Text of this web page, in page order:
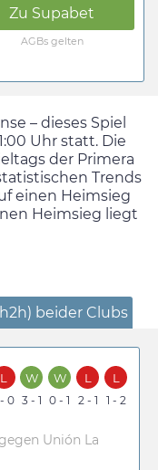
Zu Supabet
AGBs gelten
– dieses Spiel
Uhr statt. Die
der Primera
Trends
einen Heimsieg
Heimsieg liegt
beider Clubs
L
- 0
W
3 - 1
W
0 - 1
L
2 - 1
L
1 - 2
Unión La